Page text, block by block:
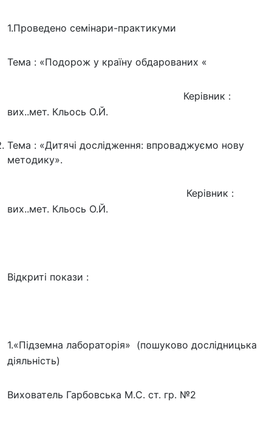
1.Проведено семінари-практикуми
Тема : «Подорож у країну обдарованих «
Керівник :
вих..мет. Кльось О.Й.
Тема : «Дитячі дослідження: впроваджуємо нову
методику».
Керівник :
вих..мет. Кльось О.Й.
Відкриті покази :
1.«Підземна лабораторія» (пошуково дослідницька
діяльність)
Вихователь Гарбовська М.С. ст. гр. №2